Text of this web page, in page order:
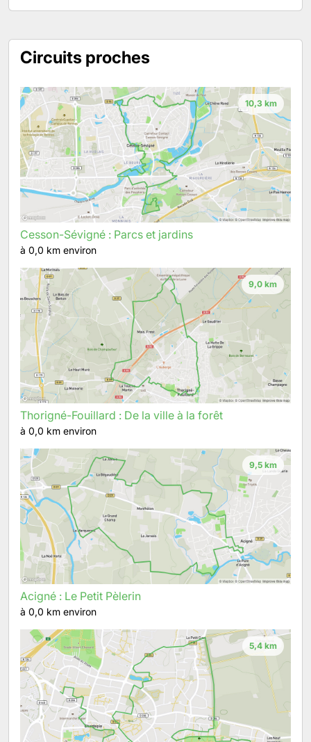
Circuits proches
10,3 km
Cesson-Sévigné : Parcs et jardins
à 0,0 km environ
9,0 km
Thorigné-Fouillard : De la ville à la forêt
à 0,0 km environ
9,5 km
Acigné : Le Petit Pèlerin
à 0,0 km environ
5,4 km